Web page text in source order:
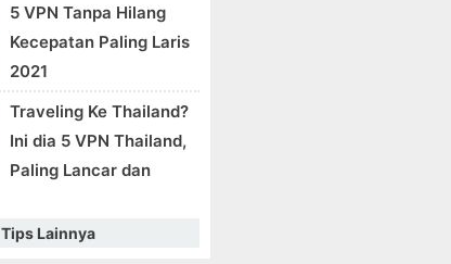
5 VPN Tanpa Hilang
Kecepatan Paling Laris
2021
Traveling Ke Thailand?
Ini dia 5 VPN Thailand,
Paling Lancar dan
Tips Lainnya